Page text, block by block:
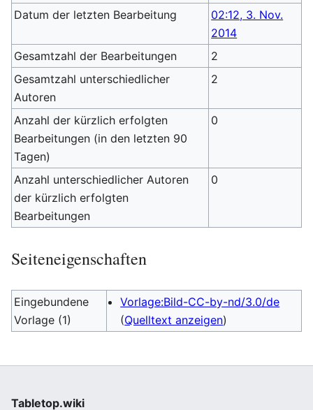
Datum der letzten Bearbeitung
02:12, 3. Nov.
2014
Gesamtzahl der Bearbeitungen
2
Gesamtzahl unterschiedlicher
Autoren
2
Anzahl der kürzlich erfolgten
Bearbeitungen (in den letzten 90
Tagen)
0
Anzahl unterschiedlicher Autoren
der kürzlich erfolgten
Bearbeitungen
0
Seiteneigenschaften
Eingebundene
Vorlage (1)
Vorlage:Bild-CC-by-nd/3.0/de
(Quelltext anzeigen)
Tabletop.wiki